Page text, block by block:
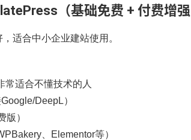
（基础免费 + 付费增
适合中小企业建站使用。
常适合不懂技术的人
DeepL）
版）
、Elementor等）